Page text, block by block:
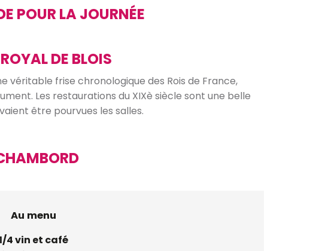
POUR LA JOURNÉE
DE BLOIS
véritable frise chronologique des Rois de France,
Les restaurations du XIXè siècle sont une belle
être pourvues les salles.
Au menu
4 vin et café